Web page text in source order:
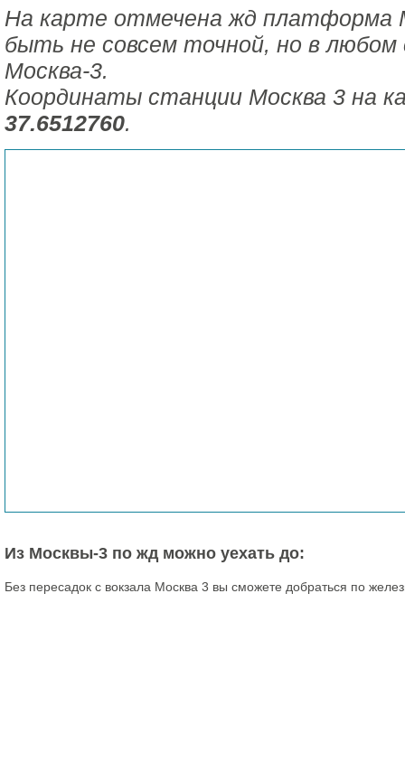
На карте отмечена жд платформа
быть не совсем точной, но в любом
Москва-3.
Координаты станции Москва 3 на
37.6512760.
Из Москвы-3 по жд можно уехать до:
Без пересадок с вокзала Москва 3 вы сможете добраться по